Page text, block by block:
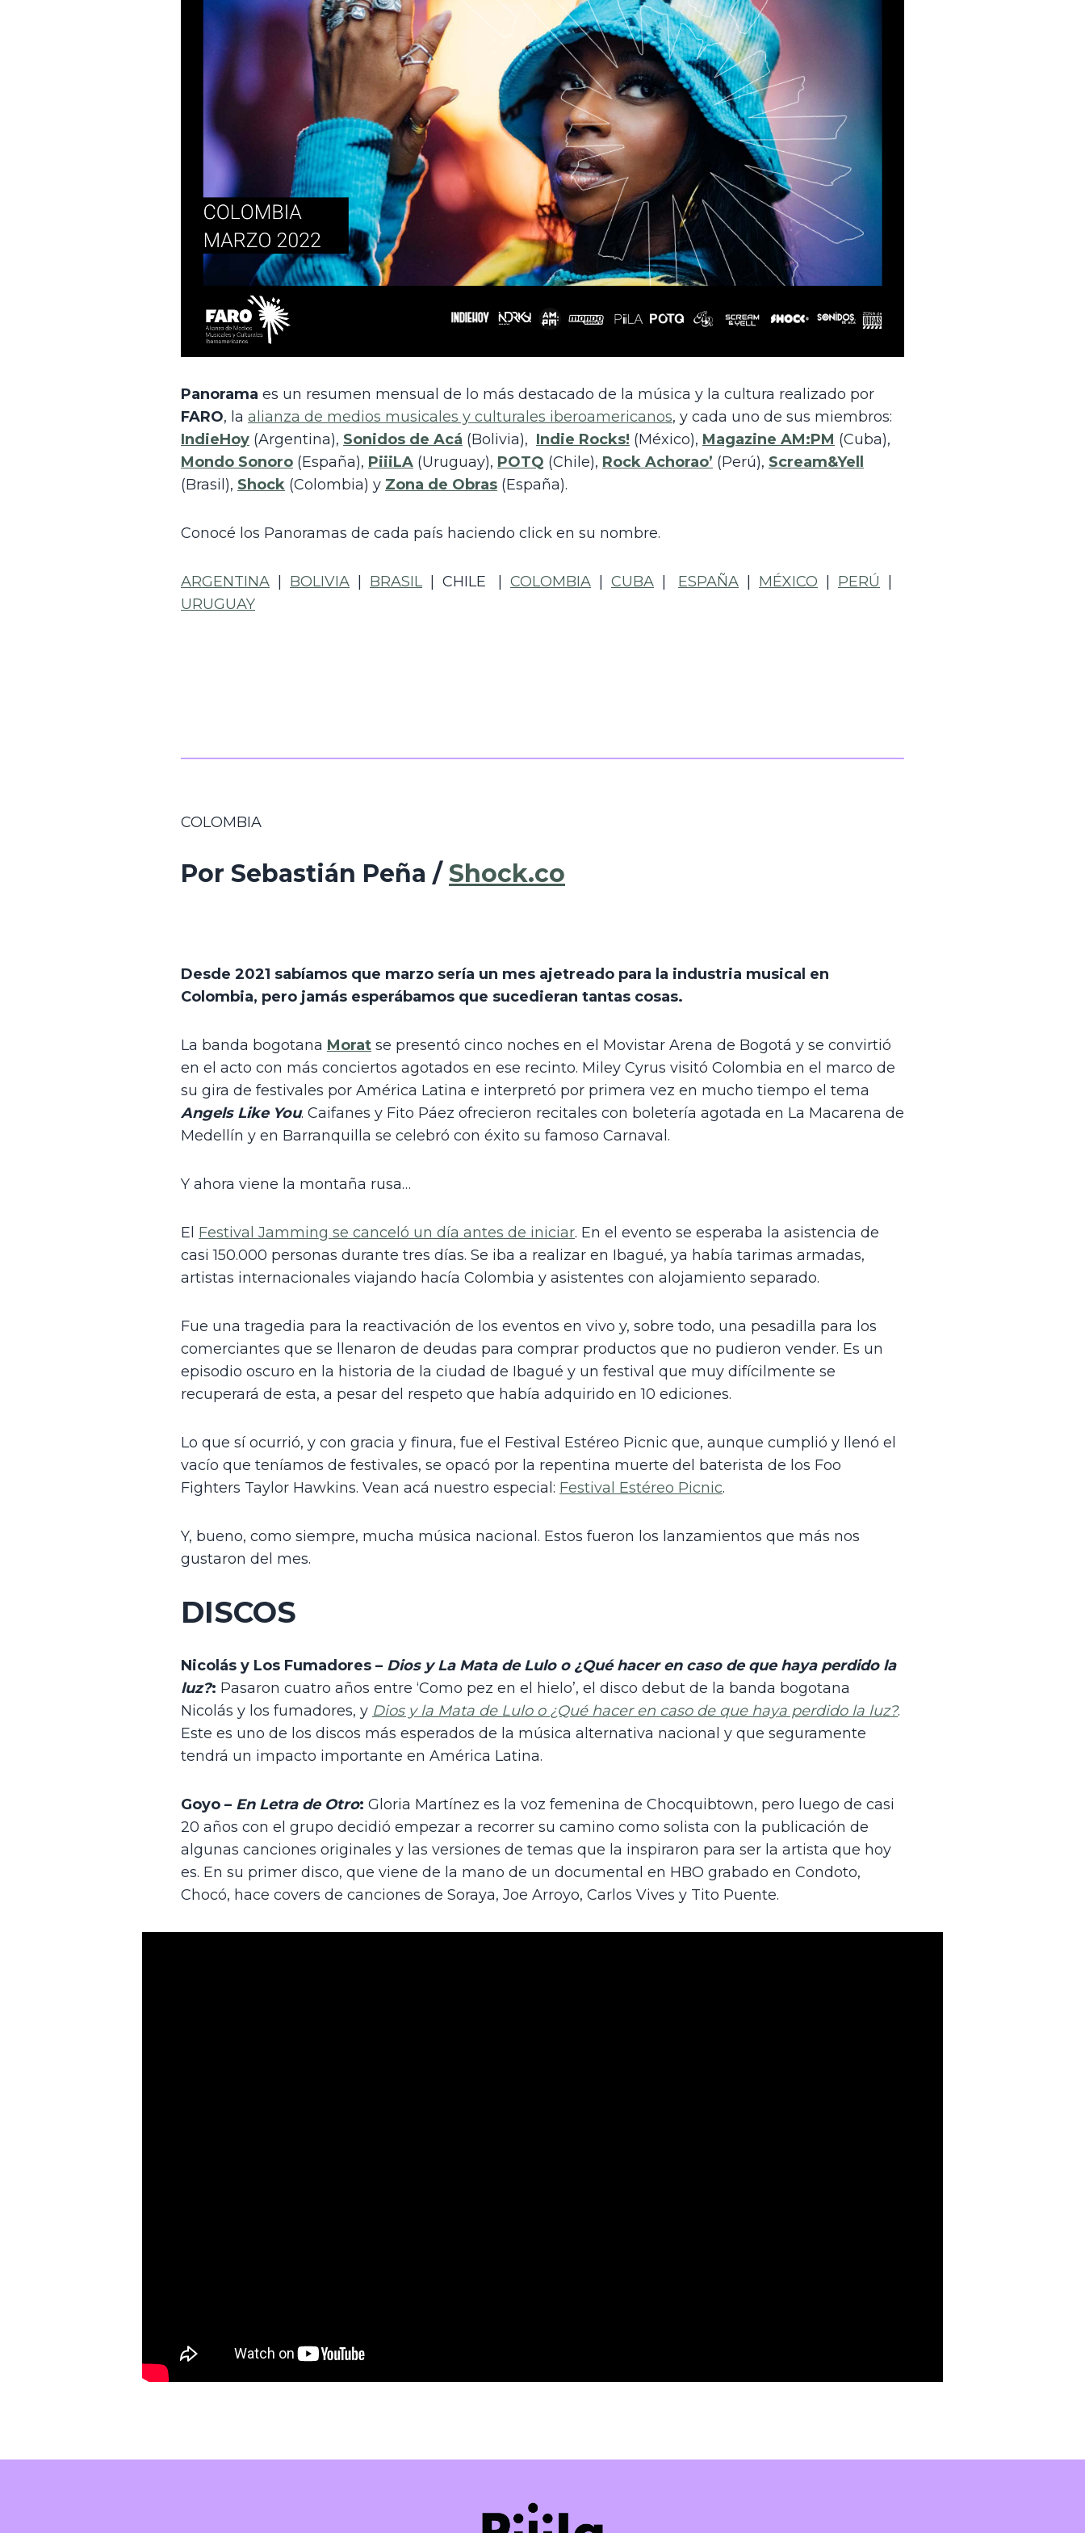
Panorama
FARO, la alianza de medios musicales y culturales iberoamericanos
IndieHoy (Argentina), Sonidos de Acá (Bolivia), Indie Rocks! (México), Magazine AM:PM
Mondo Sonoro (España), PiiiLA (Uruguay), POTQ (Chile), Rock Achorao’ (Perú), Scream&Yell
(Brasil), Shock (Colombia) y Zona de Obras (España).
Conocé los Panoramas de cada país haciendo click en su nombre.
ARGENTINA
  |
BOLIVIA
  |
BRASIL
  |  CHILE   |
COLOMBIA
  |
CUBA
  |
ESPAÑA
  |
MÉXICO
  |
PERÚ
URUGUAY
COLOMBIA
Por Sebastián Peña / Shock.co
Desde 2021 sabíamos que marzo sería un mes ajetreado para la industria musical en
Colombia, pero jamás esperábamos que sucedieran tantas cosas.
La banda bogotana Morat se presentó cinco noches en el Movistar Arena de Bogotá y se convirtió
en el acto con más conciertos agotados en ese recinto. Miley Cyrus visitó Colombia en el marco de
Angels Like You. Caifanes y Fito Páez ofrecieron recitales con boletería agotada en La Macarena de
Medellín y en Barranquilla se celebró con éxito su famoso Carnaval.
Y ahora viene la montaña rusa…
El Festival Jamming se canceló un día antes de iniciar. En el evento se esperaba la asistencia de
casi 150.000 personas durante tres días. Se iba a realizar en Ibagué, ya había tarimas armadas,
artistas internacionales viajando hacía Colombia y asistentes con alojamiento separado.
Fue una tragedia para la reactivación de los eventos en vivo y, sobre todo, una pesadilla para los
comerciantes que se llenaron de deudas para comprar productos que no pudieron vender. Es un
episodio oscuro en la historia de la ciudad de Ibagué y un festival que muy difícilmente se
recuperará de esta, a pesar del respeto que había adquirido en 10 ediciones.
Lo que sí ocurrió, y con gracia y finura, fue el Festival Estéreo Picnic que, aunque cumplió y llenó el
vacío que teníamos de festivales, se opacó por la repentina muerte del baterista de los Foo
Fighters Taylor Hawkins. Vean acá nuestro especial: Festival Estéreo Picnic.
Y, bueno, como siempre, mucha música nacional. Estos fueron los lanzamientos que más nos
gustaron del mes.
DISCOS
Nicolás y Los Fumadores – Dios y La Mata de Lulo o ¿Qué hacer en caso de que haya perdido la
luz?: Pasaron cuatro años entre ‘Como pez en el hielo’, el disco debut de la banda bogotana
Nicolás y los fumadores, y Dios y la Mata de Lulo o ¿Qué hacer en caso de que haya perdido la luz?.
Este es uno de los discos más esperados de la música alternativa nacional y que seguramente
tendrá un impacto importante en América Latina.
Goyo – En Letra de Otro: Gloria Martínez es la voz femenina de Chocquibtown, pero luego de casi
20 años con el grupo decidió empezar a recorrer su camino como solista con la publicación de
algunas canciones originales y las versiones de temas que la inspiraron para ser la artista que hoy
es. En su primer disco, que viene de la mano de un documental en HBO grabado en Condoto,
Chocó, hace covers de canciones de Soraya, Joe Arroyo, Carlos Vives y Tito Puente.